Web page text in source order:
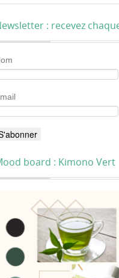
: recevez
board : Kimono Vert